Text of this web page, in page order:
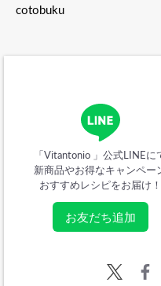
「Vitantonio 」公式LINEに
新商品やお得なキャンペー
おすすめレシピをお届け！
お友だち追加
cotobuku
ご利用ガイド 会社概要
特定
プライバシーポリシー
利用規
ソーシャルメディア公式アカ